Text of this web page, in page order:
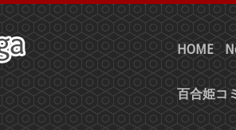
HOME
百合姫コ